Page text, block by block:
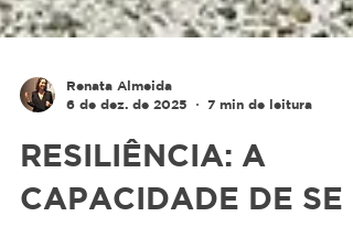
6 de dez. de 2025
7 min de leitura
RESILIÊNCIA: A